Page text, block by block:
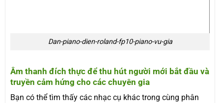
Dan-piano-dien-roland-fp10-piano-vu-gia
Âm thanh đích thực để thu hút người mới bắt đầu và
truyền cảm hứng cho các chuyên gia
Bạn có thể tìm thấy các nhạc cụ khác trong cùng phân